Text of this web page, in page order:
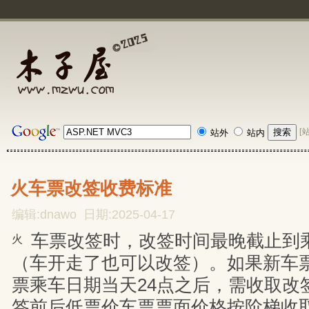
站外 站内 [
火车票改签收费标准
编辑:dnawo 日期:2025-04-17
火
车票改签时，改签时间最晚截止到
（车开走了也可以改签）。如果新车
票乘车日期当天24点之后，需收取改